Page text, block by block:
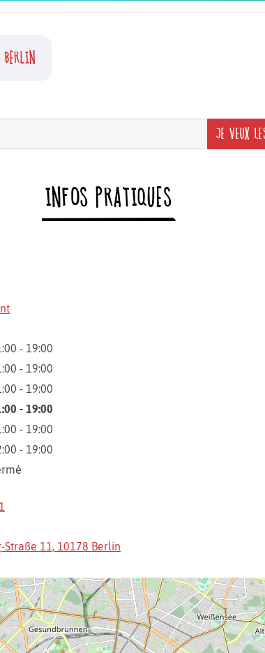
JE VEUX
INFOS PRATIQUES
- 19:00
- 19:00
- 19:00
- 19:00
- 19:00
- 19:00
Straße 11, 10178 Berlin